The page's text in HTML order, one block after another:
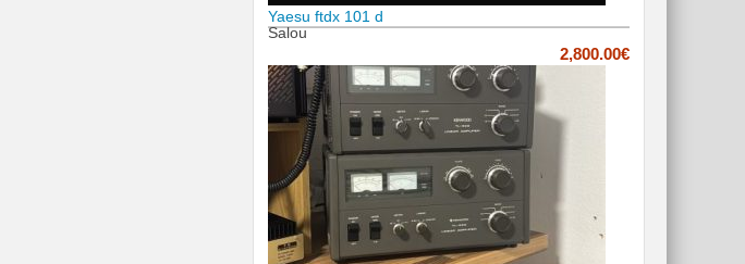
Yaesu ftdx 101 d
Salou
2,800.00€